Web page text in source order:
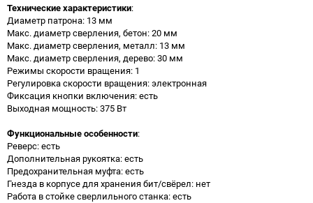
Технические характеристики:
Диаметр патрона: 13 мм
Макс. диаметр сверления, бетон: 20 мм
Макс. диаметр сверления, металл: 13 мм
Макс. диаметр сверления, дерево: 30 мм
Режимы скорости вращения: 1
Регулировка скорости вращения: электронная
Фиксация кнопки включения: есть
Выходная мощность: 375 Вт
Функциональные особенности:
Реверс: есть
Дополнительная рукоятка: есть
Предохранительная муфта: есть
Гнезда в корпусе для хранения бит/свёрел: нет
Работа в стойке сверлильного станка: есть